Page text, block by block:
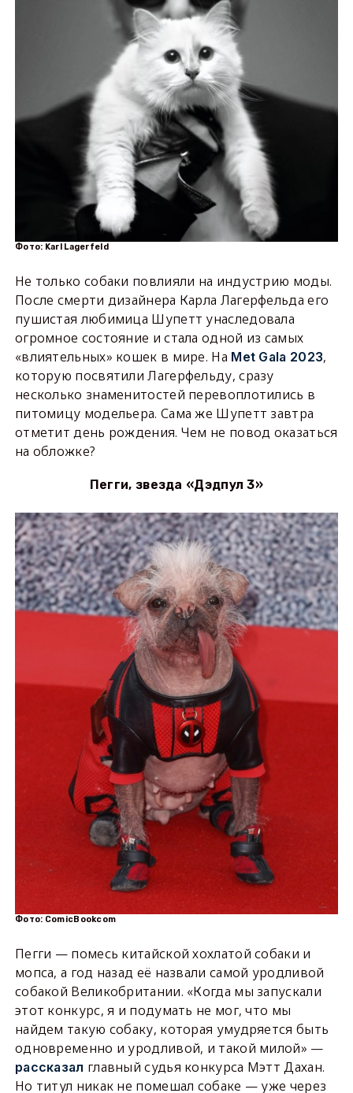
Фото: Karl Lagerfeld
Не только собаки повлияли на индустрию моды.
После смерти дизайнера Карла Лагерфельда его
пушистая любимица Шупетт унаследовала
огромное состояние и стала одной из самых
«влиятельных» кошек в мире. На Met Gala 2023,
которую посвятили Лагерфельду, сразу
несколько знаменитостей перевоплотились в
питомицу модельера. Сама же Шупетт завтра
отметит день рождения. Чем не повод оказаться
на обложке?
Пегги, звезда «Дэдпул 3»
Фото: ComicBookcom
Пегги — помесь китайской хохлатой собаки и
мопса, а год назад её назвали самой уродливой
собакой Великобритании. «Когда мы запускали
этот конкурс, я и подумать не мог, что мы
найдем такую ​​собаку, которая умудряется быть
одновременно и уродливой, и такой милой» —
рассказал главный судья конкурса Мэтт Дахан.
Но титул никак не помешал собаке — уже через